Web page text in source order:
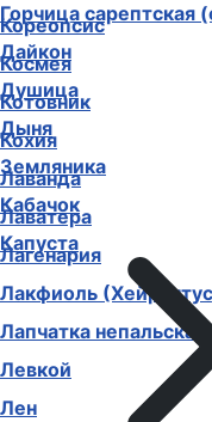
Кореопсис
Космея
Котовник
Кохия
Лаванда
Лаватера
Лагенария
Лакфиоль
Лапчатка непальская
Левкой
Лен
Горчица сарептская
Дайкон
Душица
Дыня
Земляника
Кабачок
Капуста